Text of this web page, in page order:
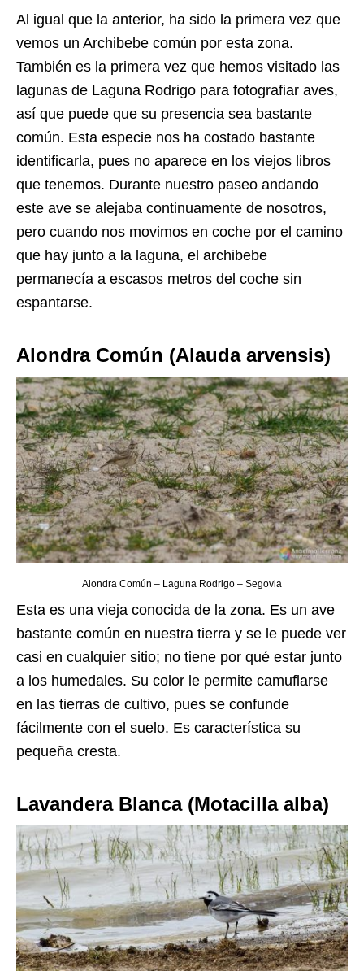
Al igual que la anterior, ha sido la primera vez que
vemos un Archibebe común por esta zona.
También es la primera vez que hemos visitado las
lagunas de Laguna Rodrigo para fotografiar aves,
así que puede que su presencia sea bastante
común. Esta especie nos ha costado bastante
identificarla, pues no aparece en los viejos libros
que tenemos. Durante nuestro paseo andando
este ave se alejaba continuamente de nosotros,
pero cuando nos movimos en coche por el camino
que hay junto a la laguna, el archibebe
permanecía a escasos metros del coche sin
espantarse.
Alondra Común (Alauda arvensis)
Alondra Común – Laguna Rodrigo – Segovia
Esta es una vieja conocida de la zona. Es un ave
bastante común en nuestra tierra y se le puede ver
casi en cualquier sitio; no tiene por qué estar junto
a los humedales. Su color le permite camuflarse
en las tierras de cultivo, pues se confunde
fácilmente con el suelo. Es característica su
pequeña cresta.
Lavandera Blanca (Motacilla alba)